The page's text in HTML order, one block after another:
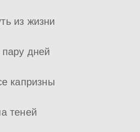
из жизни
дней
капризны
теней